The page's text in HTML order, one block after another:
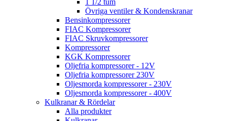
1 1/2 tum
Övriga ventiler & Kondenskranar
Bensinkompressorer
FIAC Kompressorer
FIAC Skruvkompressorer
Kompressorer
KGK Kompressorer
Oljefria kompressorer - 12V
Oljefria kompressorer 230V
Oljesmorda kompressorer - 230V
Oljesmorda kompressorer - 400V
Kulkranar & Rördelar
Alla produkter